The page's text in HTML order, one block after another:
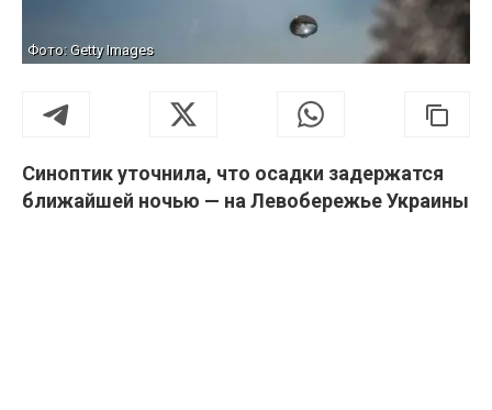
Фото: Getty Images
Синоптик уточнила, что осадки задержатся
ближайшей ночью — на Левобережье Украины